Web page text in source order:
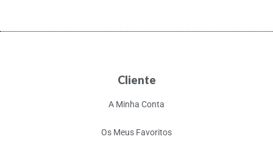
Cliente
A Minha Conta
Os Meus Favoritos